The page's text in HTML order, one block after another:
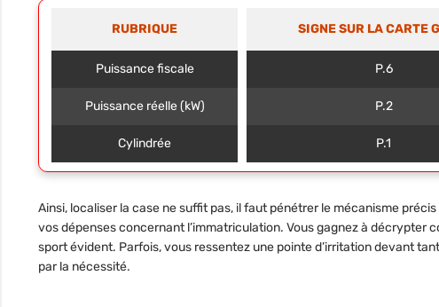
RUBRIQUE SIGNE SUR LA CARTE
Puissance fiscale P.6
Puissance réelle (kW) P.2
Cylindrée P.1
Ainsi, localiser la case ne suffit pas, il faut pénétrer le mécanisme
vos dépenses concernant l’immatriculation. Vous gagnez à décrypter
sport évident. Parfois, vous ressentez une pointe d’irritation devant
par la nécessité.